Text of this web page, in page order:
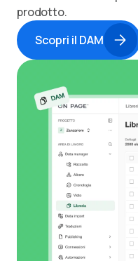
prodotto.
Scopri il DAM